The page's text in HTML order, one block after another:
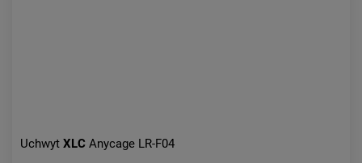
Uchwyt XLC Anycage LR-F04